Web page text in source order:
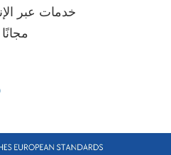
♦خدمات عبر الإنترنت على
♦ احصل على أحدث جهاز مطياف ضوئي X-Rite MA-5C مجانًا